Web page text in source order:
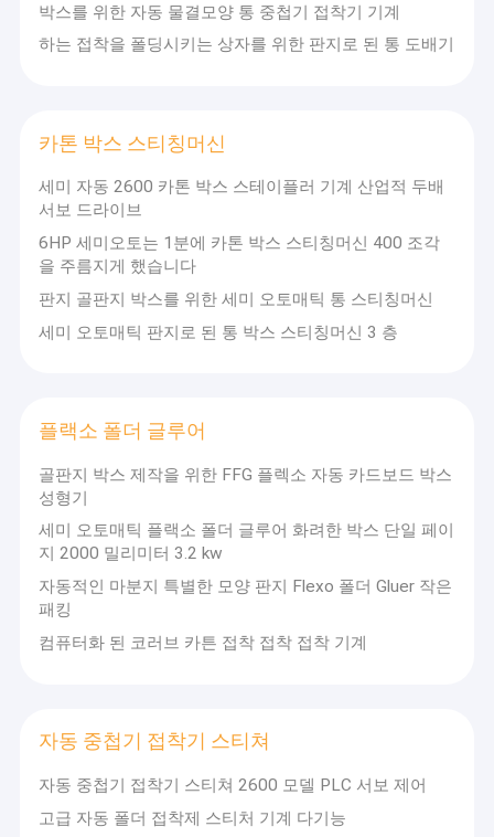
VR 쇼
박스를 위한 자동 물결모양 통 중첩기 접착기 기계
하는 접착을 폴딩시키는 상자를 위한 판지로 된 통 도배기
카톤 박스 스티칭머신
세미 자동 2600 카톤 박스 스테이플러 기계 산업적 두배
서보 드라이브
6HP 세미오토는 1분에 카톤 박스 스티칭머신 400 조각
을 주름지게 했습니다
판지 골판지 박스를 위한 세미 오토매틱 통 스티칭머신
세미 오토매틱 판지로 된 통 박스 스티칭머신 3 층
플랙소 폴더 글루어
골판지 박스 제작을 위한 FFG 플렉소 자동 카드보드 박스
성형기
세미 오토매틱 플랙소 폴더 글루어 화려한 박스 단일 페이
지 2000 밀리미터 3.2 kw
자동적인 마분지 특별한 모양 판지 Flexo 폴더 Gluer 작은
패킹
컴퓨터화 된 코러브 카튼 접착 접착 접착 기계
자동 중첩기 접착기 스티쳐
자동 중첩기 접착기 스티쳐 2600 모델 PLC 서보 제어
고급 자동 폴더 접착제 스티처 기계 다기능
카링즈오우 게런통 기계류 Co., Ltd．는 통 기계류의
부 통 기계 생산 베이스인 카링즈오우 동광에 위치합
니다. 수년에 걸쳐, 그것은 항상 연구, 개발과 생산의